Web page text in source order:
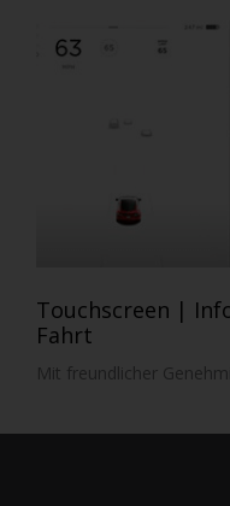
Touchscreen |
Fahrt
Mit freundlicher